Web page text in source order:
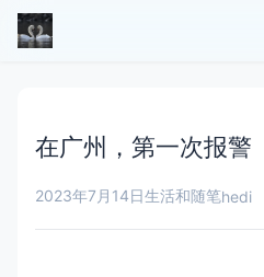
在广州，第一次报警
2023年7月14日生活和随笔hedi